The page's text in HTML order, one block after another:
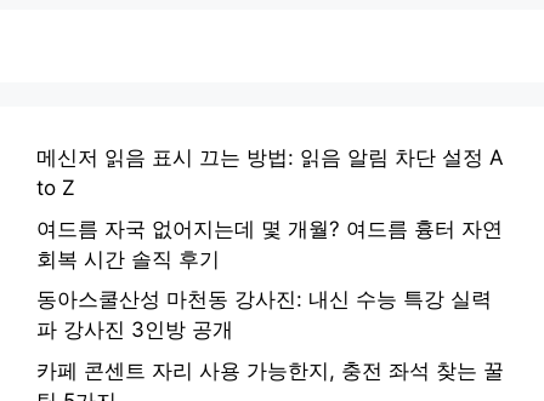
메신저 읽음 표시 끄는 방법: 읽음 알림 차단 설정 A
to Z
여드름 자국 없어지는데 몇 개월? 여드름 흉터 자연
회복 시간 솔직 후기
동아스쿨산성 마천동 강사진: 내신 수능 특강 실력
파 강사진 3인방 공개
카페 콘센트 자리 사용 가능한지, 충전 좌석 찾는 꿀